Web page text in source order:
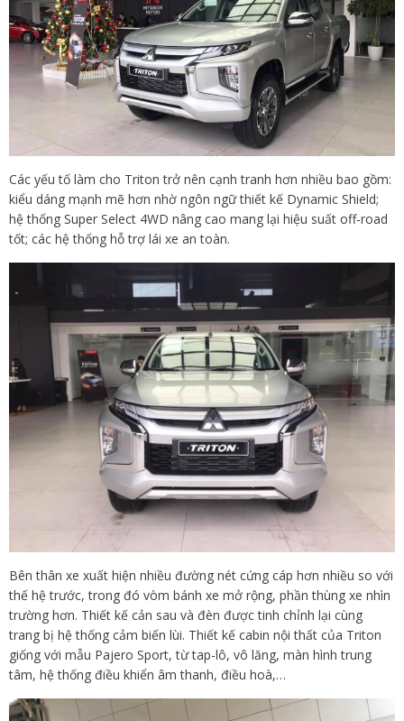
Các yếu tố làm cho Triton trở nên cạnh tranh hơn nhiều bao gồm:
kiểu dáng mạnh mẽ hơn nhờ ngôn ngữ thiết kế Dynamic Shield;
hệ thống Super Select 4WD nâng cao mang lại hiệu suất off-road
tốt; các hệ thống hỗ trợ lái xe an toàn.
Bên thân xe xuất hiện nhiều đường nét cứng cáp hơn nhiều so với
thế hệ trước, trong đó vòm bánh xe mở rộng, phần thùng xe nhìn
trường hơn. Thiết kế cản sau và đèn được tinh chỉnh lại cùng
trang bị hệ thống cảm biến lùi. Thiết kế cabin nội thất của Triton
giống với mẫu Pajero Sport, từ tap-lô, vô lăng, màn hình trung
tâm, hệ thống điều khiển âm thanh, điều hoà,…